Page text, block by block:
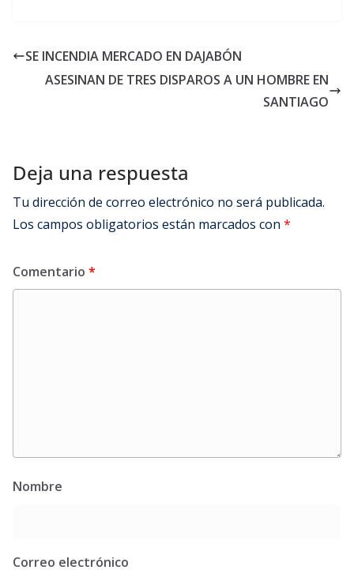
SE INCENDIA MERCADO EN DAJABÓN
ASESINAN DE TRES DISPAROS A UN HOMBRE EN
SANTIAGO
Deja una respuesta
Tu dirección de correo electrónico no será publicada.
Los campos obligatorios están marcados con *
Comentario *
Nombre
Correo electrónico